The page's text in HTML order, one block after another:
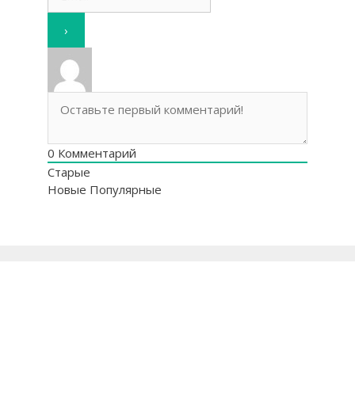
0 Комментарий
Старые
Новые Популярные